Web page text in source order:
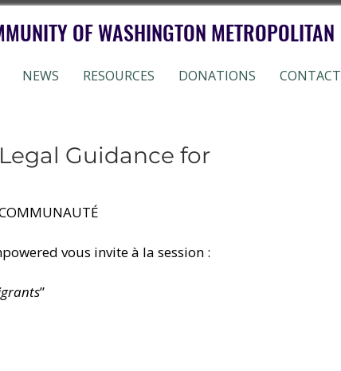
OF WASHINGTON METROPOLITAN
NEWS RESOURCES DONATIONS CONTACT
Guidance for
vous invite à la session :
”